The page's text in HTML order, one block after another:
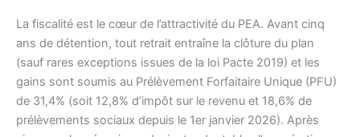
La fiscalité est le cœur de l’attractivité du PEA. Avant cinq
ans de détention, tout retrait entraîne la clôture du plan
(sauf rares exceptions issues de la loi Pacte 2019) et les
gains sont soumis au Prélèvement Forfaitaire Unique (PFU)
de 31,4% (soit 12,8% d’impôt sur le revenu et 18,6% de
prélèvements sociaux depuis le 1er janvier 2026). Après